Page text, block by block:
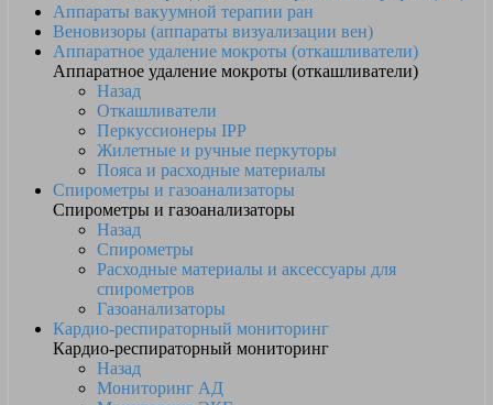
Аппараты вакуумной терапии ран
Веновизоры (аппараты визуализации вен)
Аппаратное удаление мокроты (откашливатели)
Аппаратное удаление мокроты (откашливатели)
Назад
Откашливатели
Перкуссионеры IPP
Жилетные и ручные перкуторы
Пояса и расходные материалы
Спирометры и газоанализаторы
Спирометры и газоанализаторы
Назад
Спирометры
Расходные материалы и аксессуары для
спирометров
Газоанализаторы
Кардио-респираторный мониторинг
Кардио-респираторный мониторинг
Назад
Мониторинг АД